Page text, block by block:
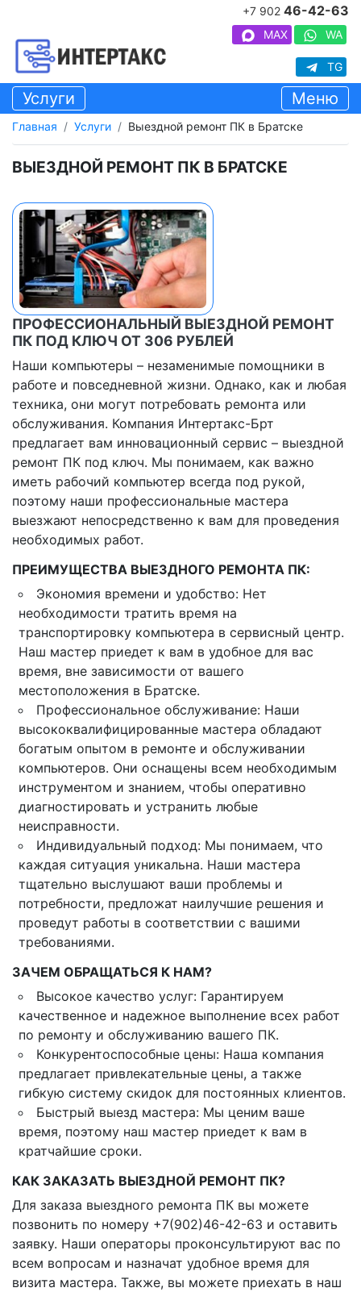
+7 902 46-42-63
MAX WA
TG
Услуги Меню
Главная Услуги Выездной ремонт ПК в Братске
ВЫЕЗДНОЙ РЕМОНТ ПК В БРАТСКЕ
ПРОФЕССИОНАЛЬНЫЙ ВЫЕЗДНОЙ РЕМОНТ
ПК ПОД КЛЮЧ ОТ 306 РУБЛЕЙ
Наши компьютеры – незаменимые помощники в
работе и повседневной жизни. Однако, как и любая
техника, они могут потребовать ремонта или
обслуживания. Компания Интертакс-Брт
предлагает вам инновационный сервис – выездной
ремонт ПК под ключ. Мы понимаем, как важно
иметь рабочий компьютер всегда под рукой,
поэтому наши профессиональные мастера
выезжают непосредственно к вам для проведения
необходимых работ.
ПРЕИМУЩЕСТВА ВЫЕЗДНОГО РЕМОНТА ПК:
Экономия времени и удобство: Нет
необходимости тратить время на
транспортировку компьютера в сервисный центр.
Наш мастер приедет к вам в удобное для вас
время, вне зависимости от вашего
местоположения в Братске.
Профессиональное обслуживание: Наши
высококвалифицированные мастера обладают
богатым опытом в ремонте и обслуживании
компьютеров. Они оснащены всем необходимым
инструментом и знанием, чтобы оперативно
диагностировать и устранить любые
неисправности.
Индивидуальный подход: Мы понимаем, что
каждая ситуация уникальна. Наши мастера
тщательно выслушают ваши проблемы и
потребности, предложат наилучшие решения и
проведут работы в соответствии с вашими
требованиями.
ЗАЧЕМ ОБРАЩАТЬСЯ К НАМ?
Высокое качество услуг: Гарантируем
качественное и надежное выполнение всех работ
по ремонту и обслуживанию вашего ПК.
Конкурентоспособные цены: Наша компания
предлагает привлекательные цены, а также
гибкую систему скидок для постоянных клиентов.
Быстрый выезд мастера: Мы ценим ваше
время, поэтому наш мастер приедет к вам в
кратчайшие сроки.
КАК ЗАКАЗАТЬ ВЫЕЗДНОЙ РЕМОНТ ПК?
Для заказа выездного ремонта ПК вы можете
позвонить по номеру +7(902)46-42-63 и оставить
заявку. Наши операторы проконсультируют вас по
всем вопросам и назначат удобное время для
визита мастера. Также, вы можете приехать в наш